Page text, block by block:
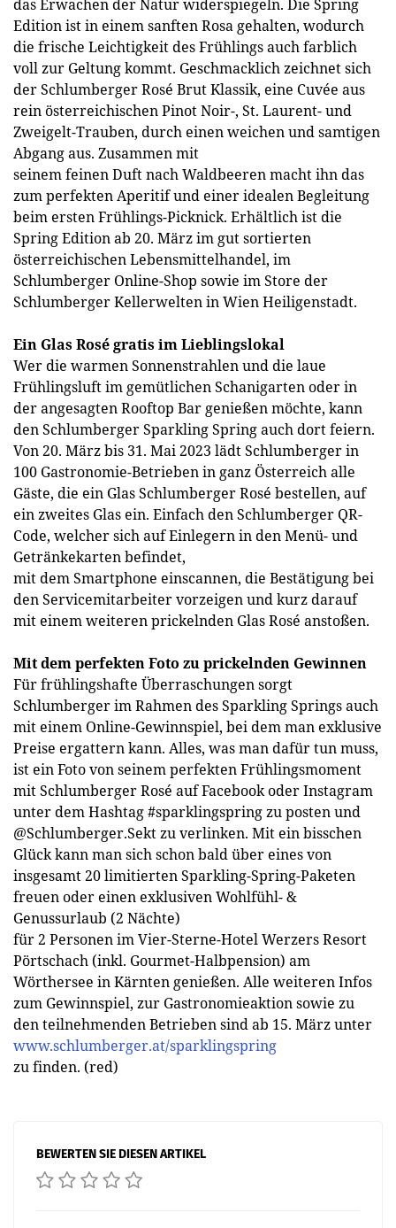
das Erwachen der Natur widerspiegeln. Die Spring
Edition ist in einem sanften Rosa gehalten, wodurch
die frische Leichtigkeit des Frühlings auch farblich
voll zur Geltung kommt. Geschmacklich zeichnet sich
der Schlumberger Rosé Brut Klassik, eine Cuvée aus
rein österreichischen Pinot Noir-, St. Laurent- und
Zweigelt-Trauben, durch einen weichen und samtigen
Abgang aus. Zusammen mit
seinem feinen Duft nach Waldbeeren macht ihn das
zum perfekten Aperitif und einer idealen Begleitung
beim ersten Frühlings-Picknick. Erhältlich ist die
Spring Edition ab 20. März im gut sortierten
österreichischen Lebensmittelhandel, im
Schlumberger Online-Shop sowie im Store der
Schlumberger Kellerwelten in Wien Heiligenstadt.
Ein Glas Rosé gratis im Lieblingslokal
Wer die warmen Sonnenstrahlen und die laue
Frühlingsluft im gemütlichen Schanigarten oder in
der angesagten Rooftop Bar genießen möchte, kann
den Schlumberger Sparkling Spring auch dort feiern.
Von 20. März bis 31. Mai 2023 lädt Schlumberger in
100 Gastronomie-Betrieben in ganz Österreich alle
Gäste, die ein Glas Schlumberger Rosé bestellen, auf
ein zweites Glas ein. Einfach den Schlumberger QR-
Code, welcher sich auf Einlegern in den Menü- und
Getränkekarten befindet,
mit dem Smartphone einscannen, die Bestätigung bei
den Servicemitarbeiter vorzeigen und kurz darauf
mit einem weiteren prickelnden Glas Rosé anstoßen.
Mit dem perfekten Foto zu prickelnden Gewinnen
Für frühlingshafte Überraschungen sorgt
Schlumberger im Rahmen des Sparkling Springs auch
mit einem Online-Gewinnspiel, bei dem man exklusive
Preise ergattern kann. Alles, was man dafür tun muss,
ist ein Foto von seinem perfekten Frühlingsmoment
mit Schlumberger Rosé auf Facebook oder Instagram
unter dem Hashtag #sparklingspring zu posten und
@Schlumberger.Sekt zu verlinken. Mit ein bisschen
Glück kann man sich schon bald über eines von
insgesamt 20 limitierten Sparkling-Spring-Paketen
freuen oder einen exklusiven Wohlfühl- &
Genussurlaub (2 Nächte)
für 2 Personen im Vier-Sterne-Hotel Werzers Resort
Pörtschach (inkl. Gourmet-Halbpension) am
Wörthersee in Kärnten genießen. Alle weiteren Infos
zum Gewinnspiel, zur Gastronomieaktion sowie zu
den teilnehmenden Betrieben sind ab 15. März unter
www.schlumberger.at/sparklingspring
zu finden. (red)
BEWERTEN SIE DIESEN ARTIKEL